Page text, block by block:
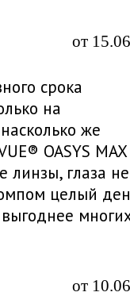
от
срока
на
же
OASYS
линзы, глаза не
целый
от